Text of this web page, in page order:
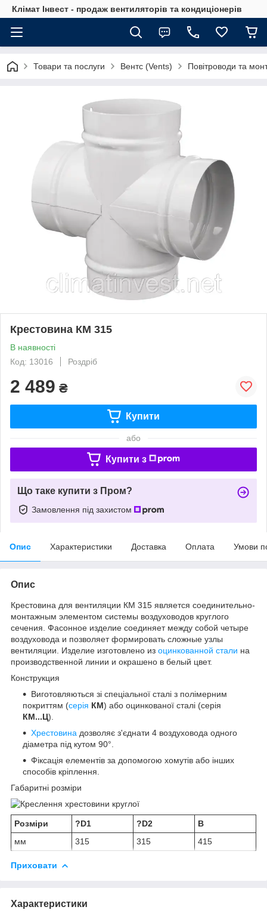
Клімат Інвест - продаж вентиляторів та кондиціонерів
Товари та послуги Вентс (Vents) Повітроводи та
Крестовина КМ 315
В наявності
Код: 13016
Роздріб
2 489 ₴
Купити
або
Купити з
Що таке купити з Пром?
Замовлення під захистом
Опис Характеристики Доставка Оплата Умови
Опис
Крестовина для вентиляции КМ 315 является соединительно-
монтажным элементом системы воздуховодов круглого
сечения. Фасонное изделие соединяет между собой четыре
воздуховода и позволяет формировать сложные узлы
вентиляции. Изделие изготовлено из оцинкованной стали на
производственной линии и окрашено в белый цвет.
Конструкция
Виготовляються зі спеціальної сталі з полімерним
покриттям (серія КМ) або оцинкованої сталі (серія
КМ...Ц).
Хрестовина дозволяє з'єднати 4 воздуховода одного
діаметра під кутом 90°.
Фіксація елементів за допомогою хомутів або інших
способів кріплення.
Габаритні розміри
Розміри ?D1 ?D2
B
мм
315 315 415
Приховати
Характеристики